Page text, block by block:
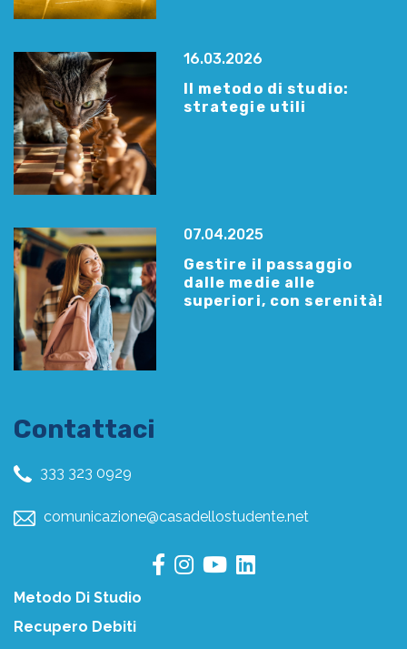
16.03.2026
Il metodo di studio:
strategie utili
07.04.2025
Gestire il passaggio
dalle medie alle
superiori, con serenità!
Contattaci
333 323 0929
comunicazione@casadellostudente.net
Metodo Di Studio
Recupero Debiti